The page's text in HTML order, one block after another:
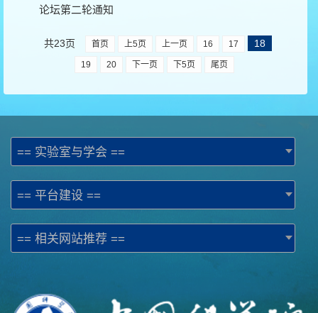
论坛第二轮通知
共23页 首页 上5页 上一页 16 17 18
19 20 下一页 下5页 尾页
== 实验室与学会 ==
== 平台建设 ==
== 相关网站推荐 ==